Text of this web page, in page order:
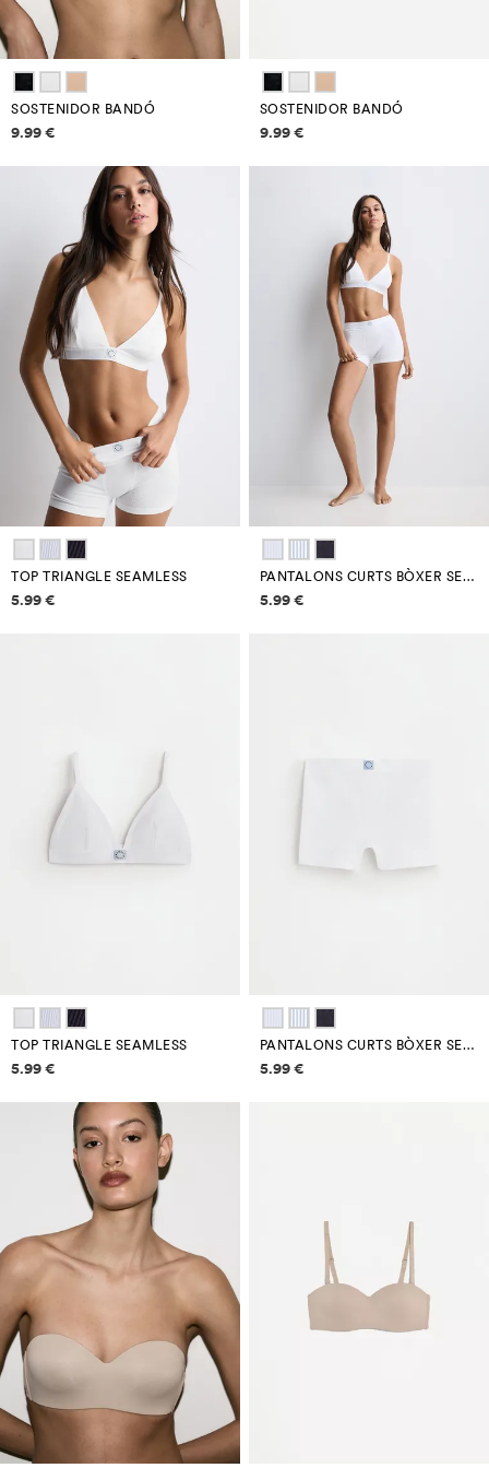
SOSTENIDOR BANDÓ
Informació de preus
9.99 €
SOSTENIDOR BANDÓ
Informació de preus
9.99 €
TOP TRIANGLE SEAMLESS
Informació de preus
5.99 €
PANTALONS CURTS BÒXER SEAMLESS
Informació de preus
5.99 €
TOP TRIANGLE SEAMLESS
Informació de preus
5.99 €
PANTALONS CURTS BÒXER SEAMLESS
Informació de preus
5.99 €